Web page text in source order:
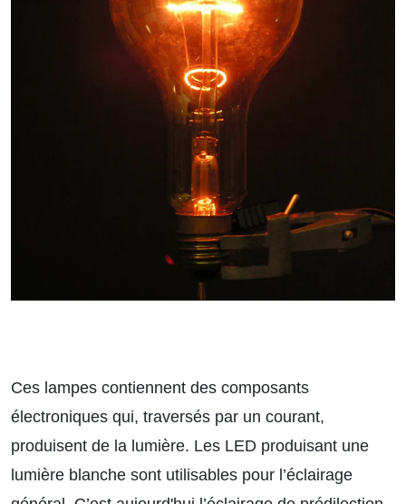
Ces lampes contiennent des composants
électroniques qui, traversés par un courant,
produisent de la lumière. Les LED produisant une
lumière blanche sont utilisables pour l’éclairage